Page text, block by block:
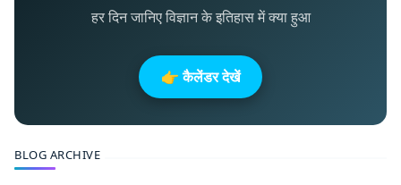
हर दिन जानिए विज्ञान के इतिहास में क्या हुआ
👉 कैलेंडर देखें
BLOG ARCHIVE